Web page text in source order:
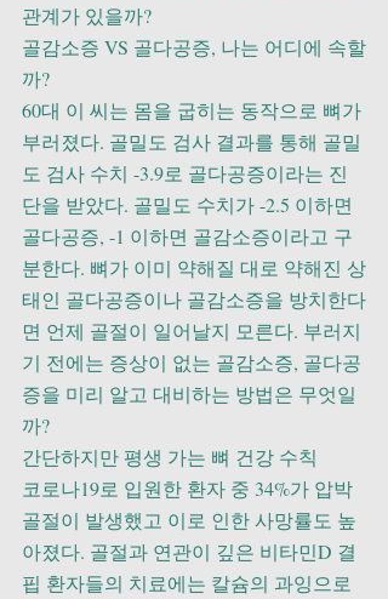
관계가 있을까?
골감소증 VS 골다공증, 나는 어디에 속할
까?
60대 이 씨는 몸을 굽히는 동작으로 뼈가
부러졌다. 골밀도 검사 결과를 통해 골밀
도 검사 수치 -3.9로 골다공증이라는 진
단을 받았다. 골밀도 수치가 -2.5 이하면
골다공증, -1 이하면 골감소증이라고 구
분한다. 뼈가 이미 약해질 대로 약해진 상
태인 골다공증이나 골감소증을 방치한다
면 언제 골절이 일어날지 모른다. 부러지
기 전에는 증상이 없는 골감소증, 골다공
증을 미리 알고 대비하는 방법은 무엇일
까?
간단하지만 평생 가는 뼈 건강 수칙
코로나19로 입원한 환자 중 34%가 압박
골절이 발생했고 이로 인한 사망률도 높
아졌다. 골절과 연관이 깊은 비타민D 결
핍 환자들의 치료에는 칼슘의 과잉으로